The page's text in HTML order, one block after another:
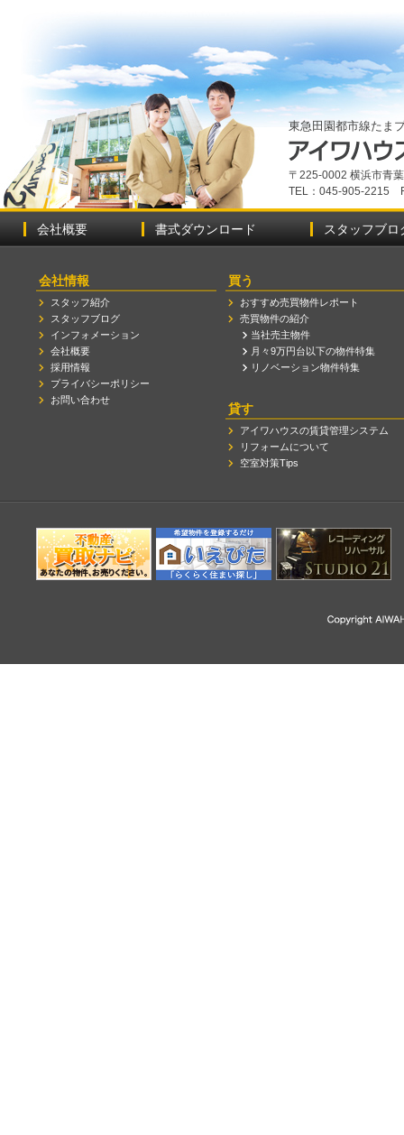
東急田園都市線たま
〒225-0002 横浜市青
TEL：045-905-2215
会社概要 書式ダウンロード スタッフブロ
会社情報
スタッフ紹介
スタッフブログ
インフォメーション
会社概要
採用情報
プライバシーポリシー
お問い合わせ
買う
おすすめ売買物件レポート
売買物件の紹介
当社売主物件
月々9万円台以下の物件特集
リノベーション物件特集
貸す
アイワハウスの賃貸管理システム
リフォームについて
空室対策Tips